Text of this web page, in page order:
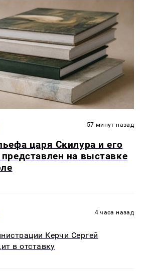
57 минут назад
царя Скилура и его
на выставке
4 часа назад
Керчи Сергей
в отставку